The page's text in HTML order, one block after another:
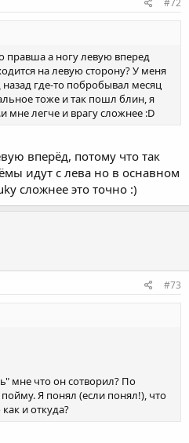
#72
правша а ногу левую вперед
на левую сторону? У меня
назад где-то побробывал месяц
тоже и так пошл блин, я
мне легче и врагу сложнее :D
вперёд, потому что так
идут c левa но в оcнавном
cлoжнee этo тoчно :)
#73
мне что он сотворил? По
Я понял (если понял!), что
и откуда?